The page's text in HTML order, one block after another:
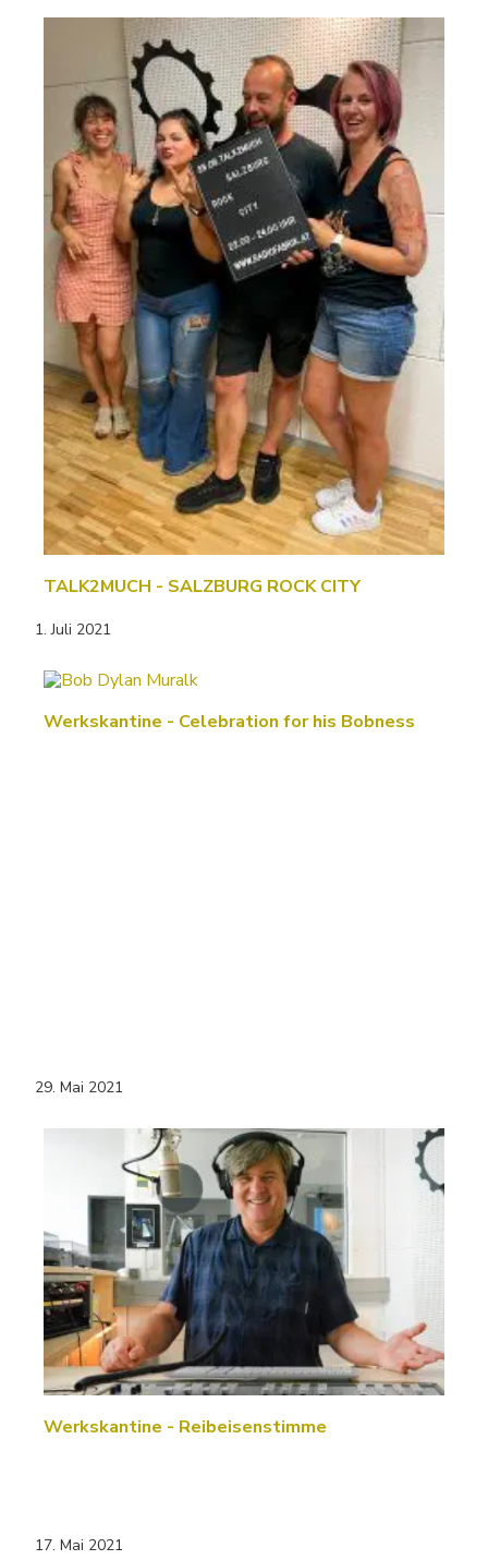
TALK2MUCH - SALZBURG ROCK CITY
1. Juli 2021
Werkskantine - Celebration for his Bobness
29. Mai 2021
Werkskantine - Reibeisenstimme
17. Mai 2021